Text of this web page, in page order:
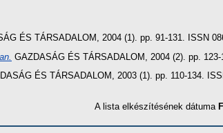
ÉS TÁRSADALOM, 2004 (1). pp. 91-131. ISSN
GAZDASÁG ÉS TÁRSADALOM, 2004 (2). pp.
ÉS TÁRSADALOM, 2003 (1). pp. 110-134.
A lista elkészítésének dátuma